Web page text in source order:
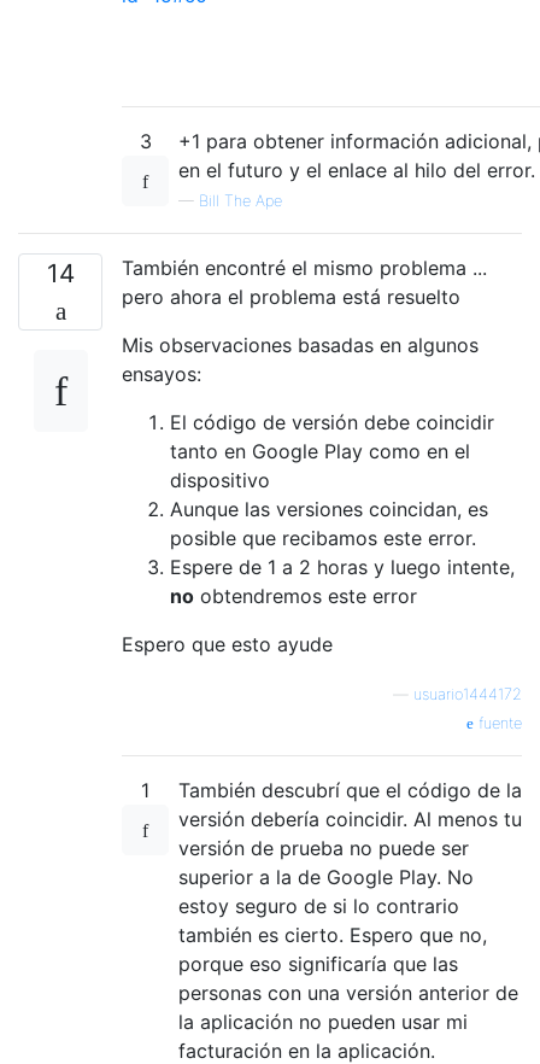
3
+1 para obtener información adicional,
en el futuro y el enlace al hilo del error.
— Bill The Ape
14
También encontré el mismo problema ...
pero ahora el problema está resuelto
Mis observaciones basadas en algunos
ensayos:
El código de versión debe coincidir
tanto en Google Play como en el
dispositivo
Aunque las versiones coincidan, es
posible que recibamos este error.
Espere de 1 a 2 horas y luego intente,
no obtendremos este error
Espero que esto ayude
usuario1444172
fuente
1
También descubrí que el código de la
versión debería coincidir. Al menos tu
versión de prueba no puede ser
superior a la de Google Play. No
estoy seguro de si lo contrario
también es cierto. Espero que no,
porque eso significaría que las
personas con una versión anterior de
la aplicación no pueden usar mi
facturación en la aplicación.